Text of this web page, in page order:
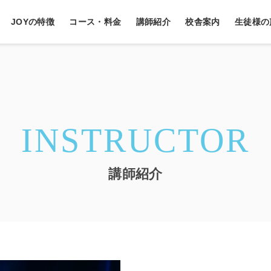
JOYの特徴 コース・料金 講師紹介 校舎案内 生徒様の
INSTRUCTOR
講師紹介